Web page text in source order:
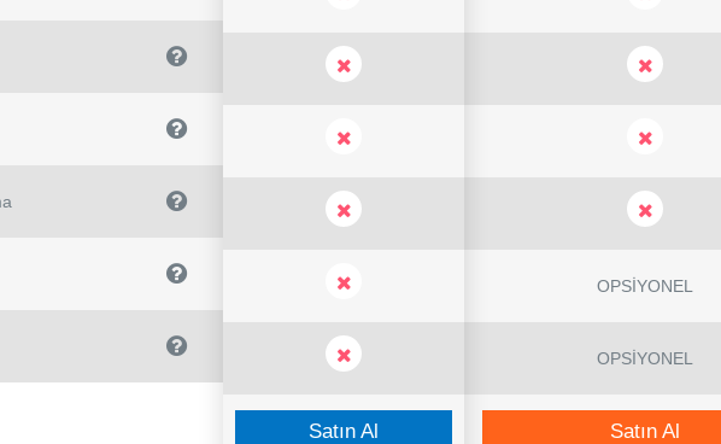
Satın Al
OPSİYONEL
OPSİYONEL
Satın Al